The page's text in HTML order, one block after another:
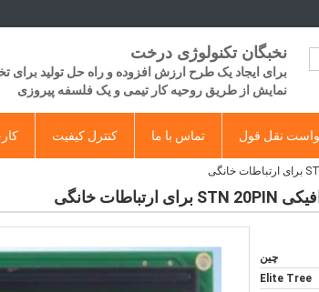
نخبگان تکنولوژی درخت
برای ایجاد یک طرح ارزش افزوده و راه حل تولید
​​نمایش از طریق روحیه کار تیمی و یک فلسفه پیروزی
کنترل کیفیت تماس با ما نقل قول
چین
Elite Tree